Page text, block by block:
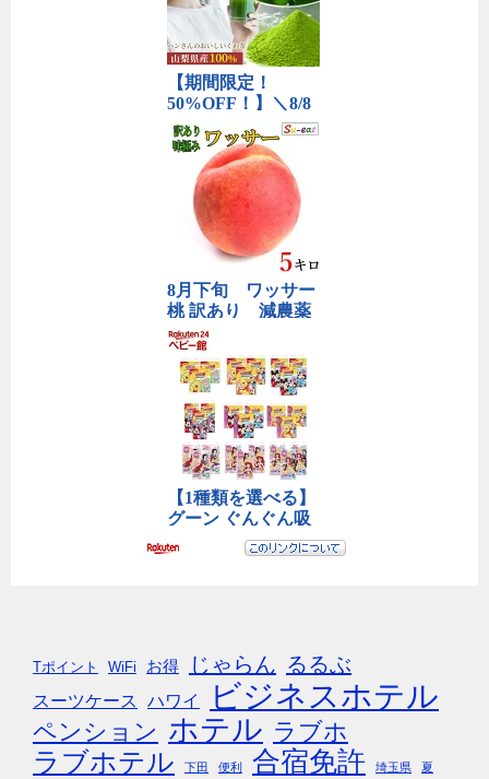
Tポイント WiFi お得 じゃらん るるぶ
スーツケース ハワイ ビジネスホテル
ペンション ホテル ラブホ
ラブホテル 下田 便利 合宿免許 埼玉県 夏